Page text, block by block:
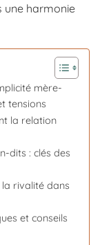
une harmonie
mère-
tensions
la relation
dits : clés des
rivalité dans
et conseils